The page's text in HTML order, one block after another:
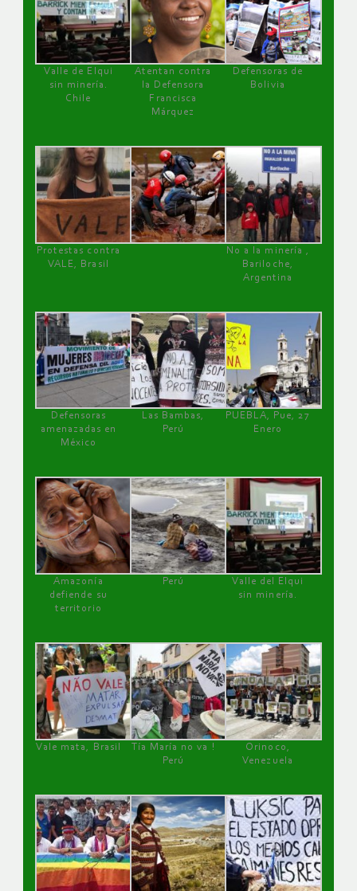
Valle de Elqui
sin minería.
Chile
Atentan contra
la Defensora
Francisca
Márquez
Defensoras de
Bolivia
Protestas contra
VALE, Brasil
No a la minería ,
Bariloche,
Argentina
Defensoras
amenazadas en
México
Las Bambas,
Perú
PUEBLA, Pue, 27
Enero
Amazonía
defiende su
territorio
Perú
Valle del Elqui
sin minería.
Vale mata, Brasil
Tía María no va !
Perú
Orinoco,
Venezuela